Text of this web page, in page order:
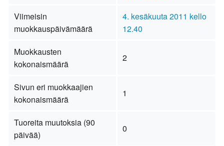
Viimeisin
muokkauspäivämäärä
4. kesäkuuta 2011 kello
12.40
Muokkausten
kokonaismäärä
2
Sivun eri muokkaajien
kokonaismäärä
1
Tuoreita muutoksia (90
päivää)
0